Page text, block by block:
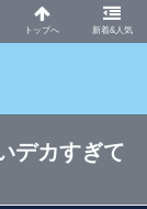
新着&人気
VIP
デカすぎて